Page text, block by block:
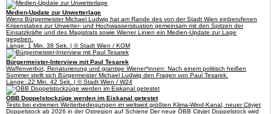
Medien-Update zur Unwetterlage
Wiens Bürgermeister Michael Ludwig hat am Rande des von der Stadt Wien einberufenen
Krisenstabes zur Unwetter- und Hochwassersituation gemeinsam mit den Spitzen der
Einsatzkräfte und des Magistrats sowie Wiener Linien ein Medien-Update zur Lage
gegeben.
Länge: 1 Min. 38 Sek. | © Stadt Wien / KOM
Bürgermeister-Interview mit Paul Tesarek
Waffenverbot, Renaturierung und grantige Wiener*innen: Nach einem politisch heißen
Sommer stellt sich Bürgermeister Michael Ludwig den Fragen von Paul Tesarek.
Länge: 22 Min. 42 Sek. | © Stadt Wien / W24
ÖBB Doppelstockzüge werden im Eiskanal getestet
Tests bei extremen Wetterbedingungen im weltweit größten Klima-Wind-Kanal, neuer Cityjet
Doppelstock ab 2026 in der Ostregion auf Schiene Der neue ÖBB Cityjet Doppelstock wird